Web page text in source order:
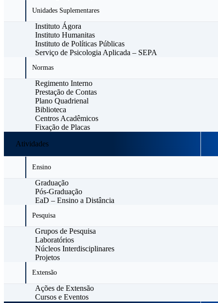
Unidades Suplementares
Instituto Ágora
Instituto Humanitas
Instituto de Políticas Públicas
Serviço de Psicologia Aplicada – SEPA
Normas
Regimento Interno
Prestação de Contas
Plano Quadrienal
Biblioteca
Centros Acadêmicos
Fixação de Placas
Atividades
Ensino
Graduação
Pós-Graduação
EaD – Ensino a Distância
Pesquisa
Grupos de Pesquisa
Laboratórios
Núcleos Interdisciplinares
Projetos
Extensão
Ações de Extensão
Cursos e Eventos